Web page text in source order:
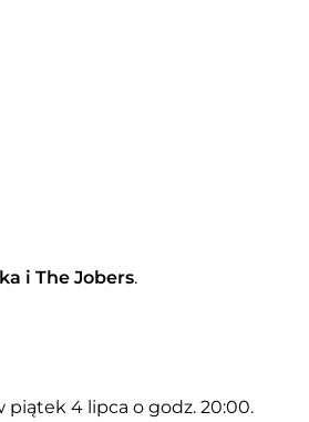
i The Jobers.
piątek 4 lipca o godz. 20:00.